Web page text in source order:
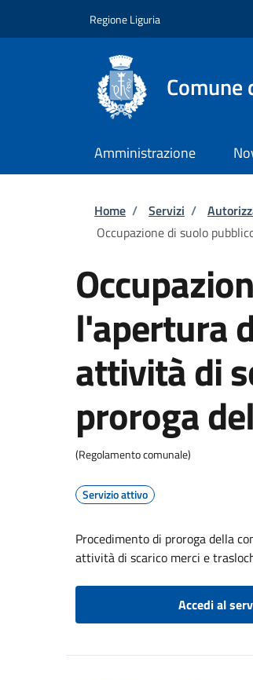
Regione Liguria
Comune
Amministrazione
Briciole di
Home / Servizi /
Occupazione di suolo
l'apertura
attività di
proroga
(Regolamento comunale)
Servizio attivo
Procedimento di proroga della
attività di scarico merci e
Accedi al